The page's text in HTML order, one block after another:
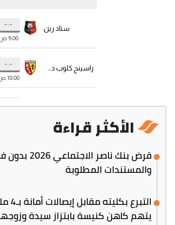
الأكثر قراءة
قرض بنك ناصر
والمستندات المطلوبة
يتهم كاهن كنيسة بابتزاز سيدة